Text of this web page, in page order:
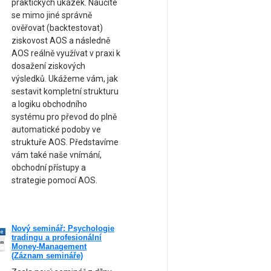
praktických ukázek. Naučíte
se mimo jiné správně
ověřovat (backtestovat)
ziskovost AOS a následně
AOS reálně využívat v praxi k
dosažení ziskových
výsledků. Ukážeme vám, jak
sestavit kompletní strukturu
a logiku obchodního
systému pro převod do plně
automatické podoby ve
struktuře AOS. Představíme
vám také naše vnímání,
obchodní přístupy a
strategie pomocí AOS.
Nový seminář: Psychologie
tradingu a profesionální
Money-Management
(Záznam semináře)